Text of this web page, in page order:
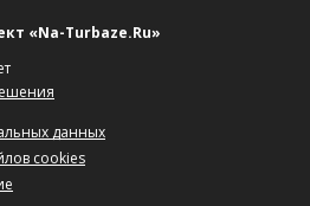
«Na-Turbaze.Ru»
данных
cookies